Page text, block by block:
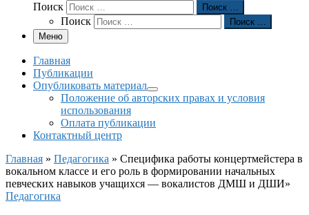
Поиск
Поиск …
Поиск
Поиск …
Меню
Главная
Публикации
Опубликовать материал
Положение об авторских правах и условия
использования
Оплата публикации
Контактный центр
Главная » Педагогика » Специфика работы концертмейстера в
вокальном классе и его роль в формировании начальных
певческих навыков учащихся — вокалистов ДМШ и ДШИ»
Педагогика